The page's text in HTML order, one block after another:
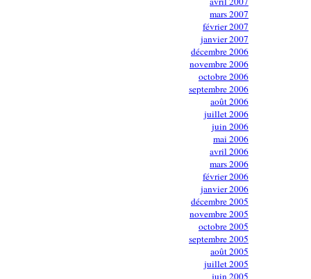
mars 2007
février 2007
janvier 2007
décembre 2006
novembre 2006
octobre 2006
septembre 2006
août 2006
juillet 2006
juin 2006
mai 2006
avril 2006
mars 2006
février 2006
janvier 2006
décembre 2005
novembre 2005
octobre 2005
septembre 2005
août 2005
juillet 2005
juin 2005